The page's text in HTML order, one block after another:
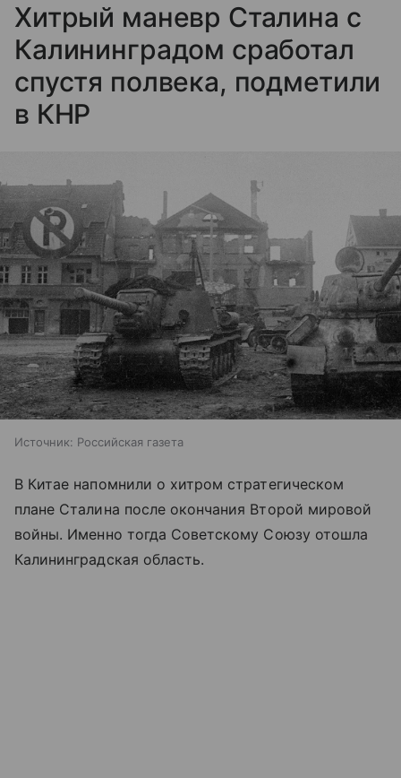
Хитрый маневр Сталина с
Калининградом сработал
спустя полвека, подметили
в КНР
Источник: Российская газета
В Китае напомнили о хитром стратегическом
плане Сталина после окончания Второй мировой
войны. Именно тогда Советскому Союзу отошла
Калининградская область.